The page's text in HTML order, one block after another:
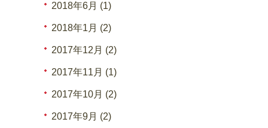
2018年6月 (1)
2018年1月 (2)
2017年12月 (2)
2017年11月 (1)
2017年10月 (2)
2017年9月 (2)